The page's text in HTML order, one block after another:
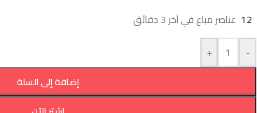
12 عناصر مباع في آخر 3 دقائق
-
+
إضافة إلى السلة